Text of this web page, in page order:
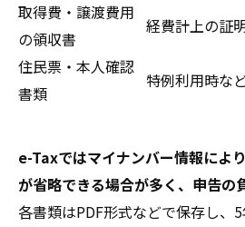
取得費・譲渡費用
の領収書
経費計上の証
住民票・本人確認
書類
特例利用時な
e-Taxではマイナンバー情報によ
が省略できる場合が多く、申告の
各書類はPDF形式などで保存し、